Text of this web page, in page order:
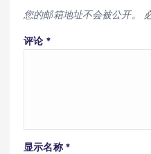
您的邮箱地址不会被公开。
评论 *
显示名称 *